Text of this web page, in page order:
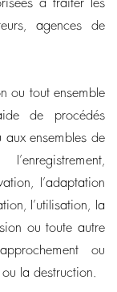
à traiter les
agences de
ou tout ensemble
de procédés
aux ensembles de
l’adaptation
l’utilisation, la
ou toute autre
ou
la destruction.